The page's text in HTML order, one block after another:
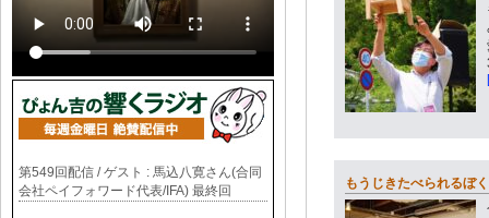
もうじきたべられるぼ
第549回配信 / ゲスト : 馬込八寛さん(合同
会社ペイフォワード代表/IFA) 最終回